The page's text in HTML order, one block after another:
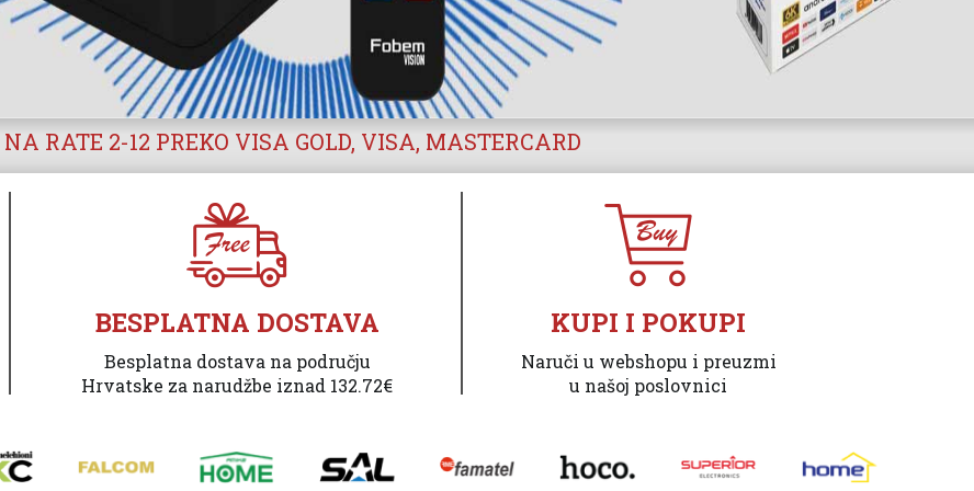
RATE 2-12 PREKO VISA GOLD, VISA, MASTERCARD
BESPLATNA DOSTAVA
Besplatna dostava na području
Hrvatske za narudžbe iznad 132.72€
KUPI I POKUPI
Naruči u webshopu i preuzmi
u našoj poslovnici